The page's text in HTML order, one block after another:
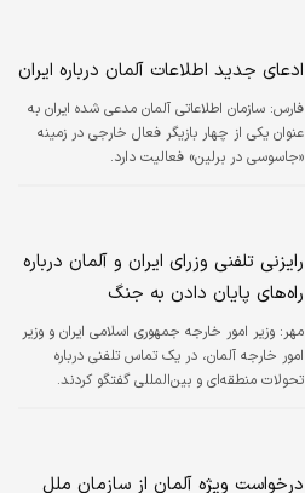
ادعای جدید اطلاعات آلمان درباره ایران
فارس: سازمان اطلاعاتی آلمان مدعی شده ایران به
عنوان یکی از چهار بازیگر فعال خارجی در زمینه
«جاسوسی در برلین» فعالیت دارد.
رایزنی تلفنی وزرای ایران و آلمان درباره
راه‌های پایان دادن به جنگ
مهر: وزیر امور خارجه جمهوری اسلامی ایران و وزیر
امور خارجه آلمان، در یک تماس تلفنی درباره
تحولات منطقه‌ای و بین‌المللی گفتگو کردند.
درخواست ویژه آلمان از سازمان ملل